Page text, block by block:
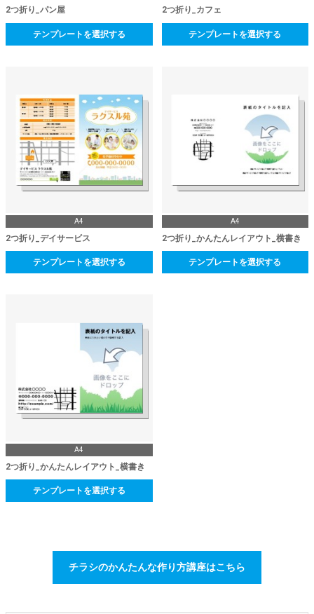
2つ折り_パン屋
テンプレートを選択する
2つ折り_カフェ
テンプレートを選択する
A4
2つ折り_デイサービス
テンプレートを選択する
A4
2つ折り_かんたんレイアウト_横書き
テンプレートを選択する
A4
2つ折り_かんたんレイアウト_横書き
テンプレートを選択する
チラシのかんたんな作り方講座はこちら